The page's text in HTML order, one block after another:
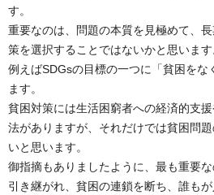
す。
重要なのは、問題の本質を見極めて、
策を選択することではないかと思います
例えばSDGsの目標の一つに「貧困をな
ます。
貧困対策には生活困窮者への経済的支
法がありますが、それだけでは貧困問
いと思います。
御指摘もありましたように、最も重要
引き継がれ、貧困の連鎖を断ち、誰も